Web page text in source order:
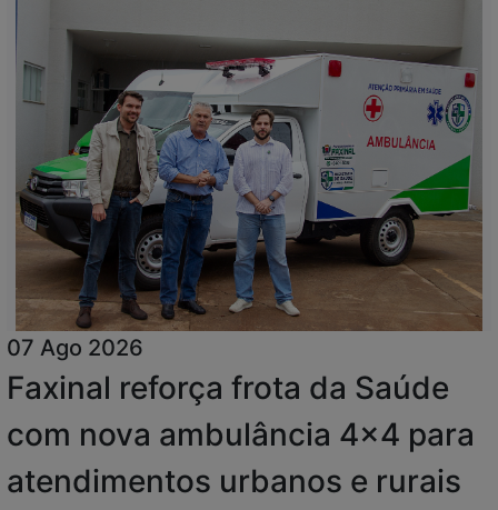
07 Ago 2026
Faxinal reforça frota da Saúde
com nova ambulância 4x4 para
atendimentos urbanos e rurais